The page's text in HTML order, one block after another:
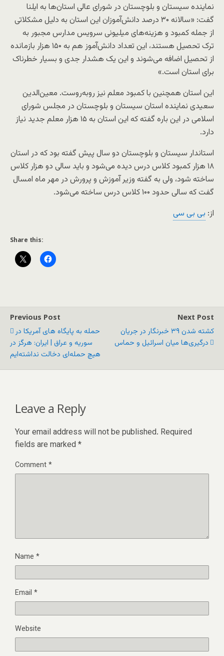
نماینده سیستان و بلوچستان در شورای عالی استان‌ها به ایلنا
گفت: «سالانه ۳۰ درصد دانش‌آموزان این استان به دلیل مشکلاتی
از جمله کمبود و هزینه‌های میلیونی سرویس مدارس مجبور به
ترک تحصیل هستند، این تعداد دانش‌آموز هم به ۱۵۰ هزار بازمانده
از تحصیل اضافه می‌شوند و این یک هشدار جدی و بسیار خطرناک
برای استان است.»
این استان همچنین با کمبود معلم نیز روبه‌روست. معین‌الدین
سعیدی نماینده استان سیستان و بلوچستان در مجلس شورای
اسلامی در این باره گفته که این استان به ۱۵ هزار معلم جدید نیاز
دارد.
استاندار سیستان و بلوچستان دو سال پیش گفته بود که در استان
۱۸ هزار کمبود کلاس درس دیده می‌شود و باید سالی دو هزار کلاس
ساخته شود، ولی به گفته وزیر آموزش و پرورش در مهر ماه امسال
گفت که سالی حدود ۱۰۰ کلاس درس ساخته می‌شود.
از: بی بی سی
Share this:
Previous Post
حمله به پایگاه های آمریکا در
سوریه و عراق | ایران: هرگز در
هیچ حمله‌ای دخالت نداشته‌ایم
Next Post
کشته شدن ۳۹ خبرنگار در جریان
درگیری‌ها میان اسرائیل و حماس
Leave a Reply
Your email address will not be published. Required
fields are marked *
Comment*
Name *
Email *
Website